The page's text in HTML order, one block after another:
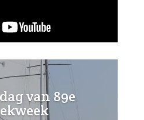
van 89e